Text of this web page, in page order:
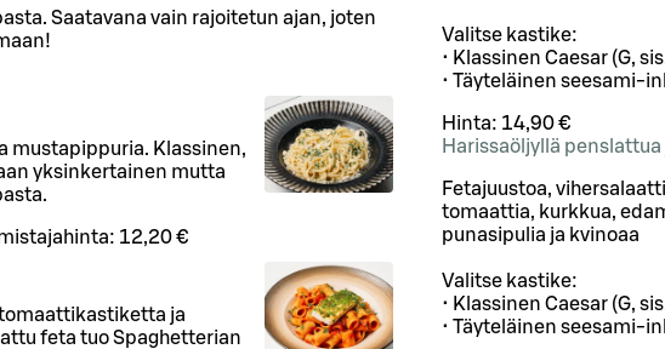
Saatavana vain rajoitetun ajan, joten
mustapippuria. Klassinen,
yksinkertainen mutta
12,20 €
ja
feta tuo Spaghetterian
Valitse kastike:
• Klassinen Caesar (G,
• Täyteläinen seesami-
Hinta: 14,90 €
Harissaöljyllä
Fetajuustoa,
tomaattia, kurkkua,
punasipulia ja kvinoaa
Valitse kastike:
• Klassinen Caesar (G,
• Täyteläinen seesami-